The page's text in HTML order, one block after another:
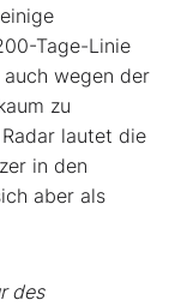
Tage-Linie
wegen der
zu
lautet die
in den
aber als
des